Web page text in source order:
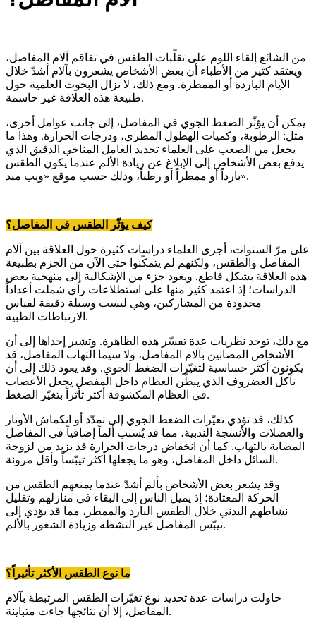
من الشائع إلقاء اللوم على تقلّبات الطقس في تفاقم آلام المفاصل،
ويعتقد كثير من الأطباء أن بعض الأشخاص يشعرون بآلام أشدّ خلال
الأيام الباردة أو الممطرة. ومع ذلك، لا تزال البحوث العلمية حول
طبيعة هذه العلاقة غير حاسمة.
يمكن أن يؤثّر الضغط الجوي في المفاصل، إلى جانب عوامل أخرى،
مثل: الرطوبة، وكميات الهطول المطري، ودرجات الحرارة. وهذا ما
يجعل من الصعب على العلماء تحديد العامل المناخي الدقيق الذي
يدفع بعض الأشخاص إلى الإبلاغ عن زيادة الألم عندما يكون الطقس
بارداً أو ممطراً أو رطباً، وذلك حسب موقع «ويب ميد».
كيف يؤثّر الطقس في المفاصل؟
على مرّ السنوات، أجرى العلماء دراسات كثيرة حول العلاقة بين آلام
المفاصل والطقس، ولكنهم لم يتمكّنوا حتى الآن من الجزم بطبيعة
هذه العلاقة بشكل قاطع. ويعود جزء من الإشكالية إلى منهجية بعض
الدراسات؛ إذ اعتمد كثير منها على استطلاعات رأي شملت أعداداً
محدودة من المشاركين، وهي ليست وسيلة دقيقة لقياس
الارتباطات الطبية.
مع ذلك، توجد نظريات عدة تفسّر هذه الظاهرة. وتشير إحداها إلى أن
الأشخاص المصابين بآلام المفاصل، ولا سيما التهاب المفاصل، قد
يكونون أكثر حساسية لتغيّرات الضغط الجوي. وقد يعود ذلك إلى أن
تآكل الغضروف الذي يبطّن العظام داخل المفصل يجعل الأعصاب
في العظام المكشوفة أكثر تأثراً بتغيّر الضغط.
كذلك، قد تؤدي تغيّرات الضغط الجوي إلى تمدّد أو انكماش الأوتار
والعضلات والأنسجة الندبية، مما قد يُسبب ألماً إضافياً في المفاصل
المصابة بالتهاب. كما أن انخفاض درجات الحرارة قد يزيد من لزوجة
السائل داخل المفاصل، وهو ما يجعلها أكثر تيبّساً وأقل مرونة.
وقد يشعر بعض الأشخاص بألم أشدّ عندما يمنعهم الطقس من
الحركة المعتادة؛ إذ يميل الناس إلى البقاء في منازلهم وتقليل
نشاطهم البدني خلال الطقس البارد والممطر، مما قد يؤدي إلى
تيبّس المفاصل غير النشطة وزيادة الشعور بالألم.
ما نوع الطقس الأكثر تأثيراً؟
حاولت دراسات عدة تحديد نوع تغيّرات الطقس المرتبطة بآلام
المفاصل، إلا أن نتائجها جاءت متباينة.